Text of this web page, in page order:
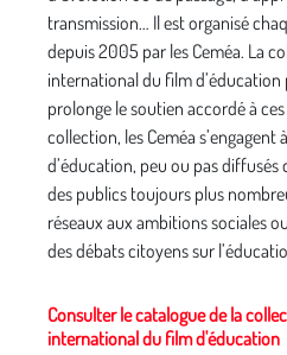
transmission… Il est organisé
depuis 2005 par les Ceméa. La
international du film
prolonge le soutien accordé à
collection, les Ceméa
d’éducation, peu ou pas diffusés
des publics toujours plus
réseaux aux ambitions sociales
des débats citoyens sur
Consulter le catalogue de la
international du film d'éducation